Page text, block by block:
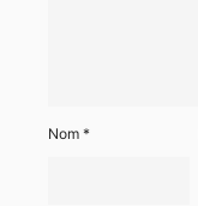
Nom *